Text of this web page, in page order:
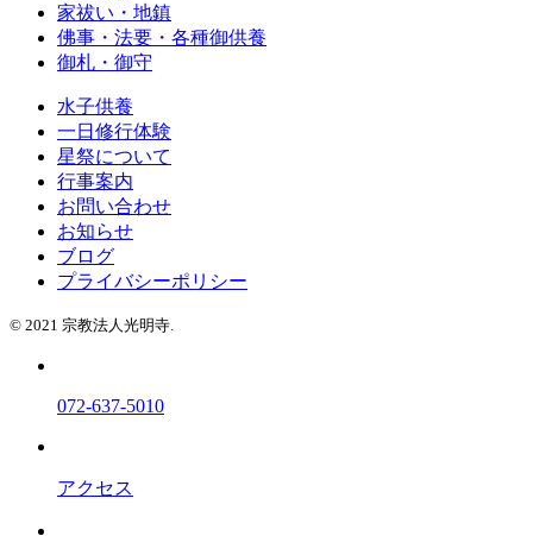
家祓い・地鎮
佛事・法要・各種御供養
御札・御守
水子供養
一日修行体験
星祭について
行事案内
お問い合わせ
お知らせ
ブログ
プライバシーポリシー
© 2021 宗教法人光明寺.
072-637-5010
アクセス